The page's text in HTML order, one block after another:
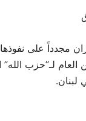
مجدداً على
العام لـ”حزب
لبنان.